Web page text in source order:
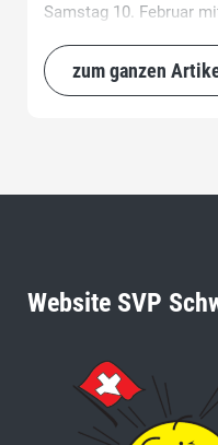
Samstag 10. Februar
sowohl blauäugig wie
Argumenten.
zum ganzen
Website SVP